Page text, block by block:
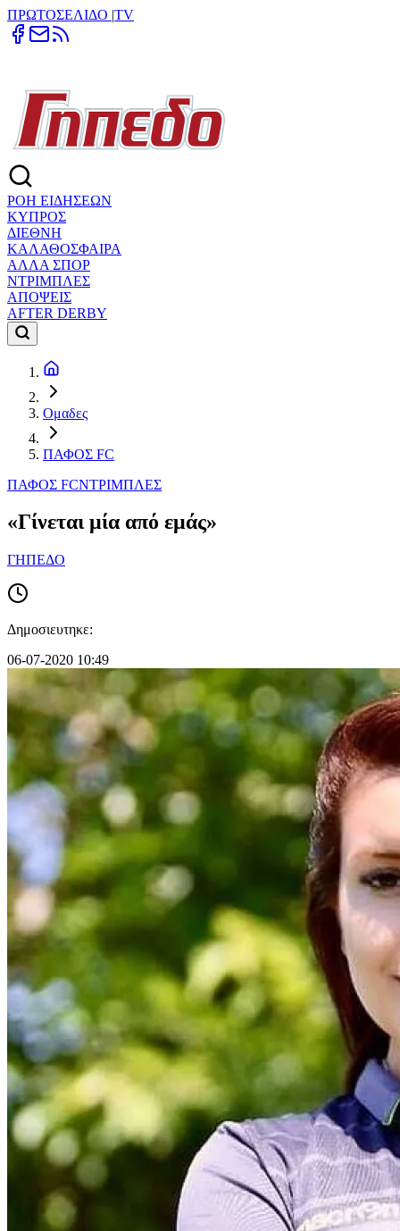
ΠΡΩΤΟΣΕΛΙΔΟ |TV
ΡΟΗ ΕΙΔΗΣΕΩΝ
ΚΥΠΡΟΣ
ΔΙΕΘΝΗ
ΚΑΛΑΘΟΣΦΑΙΡΑ
ΑΛΛΑ ΣΠΟΡ
ΝΤΡΙΜΠΛΕΣ
ΑΠΟΨΕΙΣ
AFTER DERBY
Ομαδες
ΠΑΦΟΣ FC
ΠΑΦΟΣ FCΝΤΡΙΜΠΛΕΣ
«Γίνεται μία από εμάς»
ΓΗΠΕΔΟ
Δημοσιευτηκε:
06-07-2020 10:49